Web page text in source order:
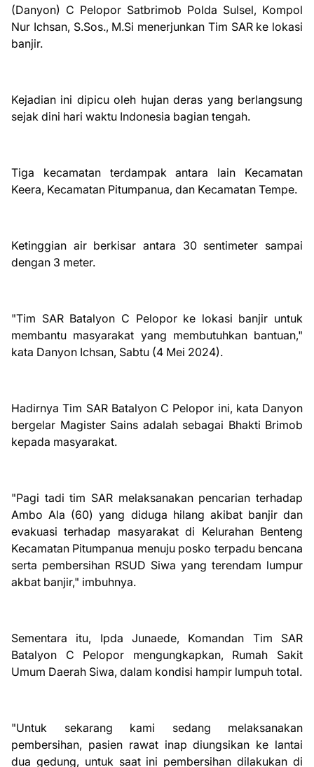
(Danyon) C Pelopor Satbrimob Polda Sulsel, Kompol
Nur Ichsan, S.Sos., M.Si menerjunkan Tim SAR ke lokasi
banjir.
Kejadian ini dipicu oleh hujan deras yang berlangsung
sejak dini hari waktu Indonesia bagian tengah.
Tiga kecamatan terdampak antara lain Kecamatan
Keera, Kecamatan Pitumpanua, dan Kecamatan Tempe.
Ketinggian air berkisar antara 30 sentimeter sampai
dengan 3 meter.
"Tim SAR Batalyon C Pelopor ke lokasi banjir untuk
membantu masyarakat yang membutuhkan bantuan,"
kata Danyon Ichsan, Sabtu (4 Mei 2024).
Hadirnya Tim SAR Batalyon C Pelopor ini, kata Danyon
bergelar Magister Sains adalah sebagai Bhakti Brimob
kepada masyarakat.
"Pagi tadi tim SAR melaksanakan pencarian terhadap
Ambo Ala (60) yang diduga hilang akibat banjir dan
evakuasi terhadap masyarakat di Kelurahan Benteng
Kecamatan Pitumpanua menuju posko terpadu bencana
serta pembersihan RSUD Siwa yang terendam lumpur
akbat banjir," imbuhnya.
Sementara itu, Ipda Junaede, Komandan Tim SAR
Batalyon C Pelopor mengungkapkan, Rumah Sakit
Umum Daerah Siwa, dalam kondisi hampir lumpuh total.
"Untuk sekarang kami sedang melaksanakan
pembersihan, pasien rawat inap diungsikan ke lantai
dua gedung, untuk saat ini pembersihan dilakukan di